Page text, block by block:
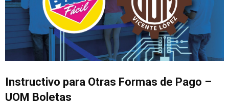
Instructivo para Otras Formas de Pago –
UOM Boletas